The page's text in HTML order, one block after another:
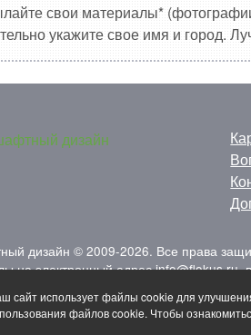
свои материалы*
укажите свое имя и город.
дизайн © 2009-2026. Все права
на электронный адресinfo@flokus.ru,
сайт использует файлы cookie для
файлов cookie. Чтобы